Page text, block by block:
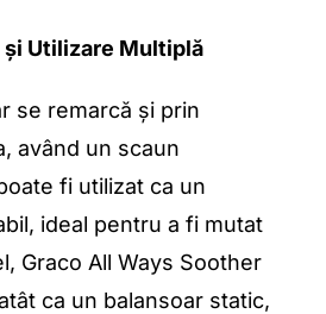
Utilizare Multiplă
se remarcă și prin
având un scaun
fi utilizat ca un
ideal pentru a fi mutat
Graco All Ways Soother
ca un balansoar static,